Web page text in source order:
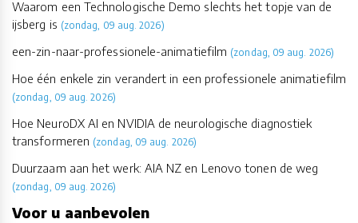
Waarom een Technologische Demo slechts het topje van de
ijsberg is (zondag, 09 aug. 2026)
een-zin-naar-professionele-animatiefilm (zondag, 09 aug. 2026)
Hoe één enkele zin verandert in een professionele animatiefilm
(zondag, 09 aug. 2026)
Hoe NeuroDX AI en NVIDIA de neurologische diagnostiek
transformeren (zondag, 09 aug. 2026)
Duurzaam aan het werk: AIA NZ en Lenovo tonen de weg
(zondag, 09 aug. 2026)
Voor u aanbevolen